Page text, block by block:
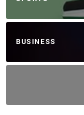
BUSINESS